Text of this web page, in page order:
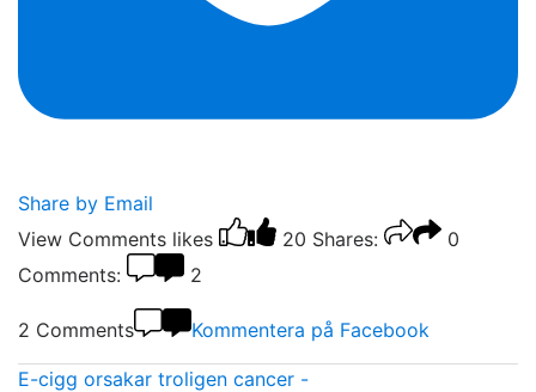
Share by Email
View Comments likes 20 Shares:
0
Comments:
2
2 Comments Kommentera på Facebook
E-cigg orsakar troligen cancer -